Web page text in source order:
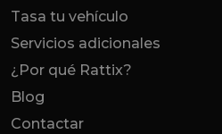
Tasa tu vehículo
Servicios adicionales
¿Por qué Rattix?
Blog
Contactar